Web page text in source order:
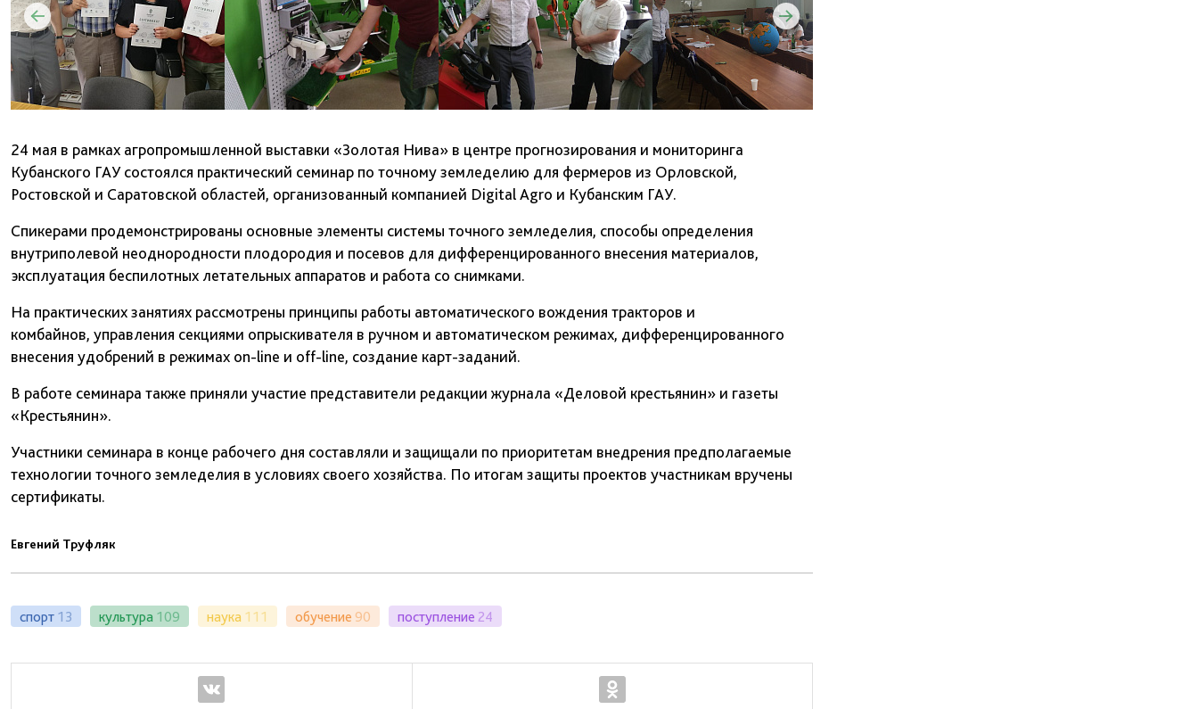
24 мая в рамках агропромышленной выставки «Золотая Нива» в центре прогнозирования и мониторинга
Кубанского ГАУ состоялся практический семинар по точному земледелию для фермеров из Орловской,
Ростовской и Саратовской областей, организованный компанией Digital Agro и Кубанским ГАУ.
Спикерами продемонстрированы основные элементы системы точного земледелия, способы определения
внутриполевой неоднородности плодородия и посевов для дифференцированного внесения материалов,
эксплуатация беспилотных летательных аппаратов и работа со снимками.
На практических занятиях рассмотрены принципы работы автоматического вождения тракторов и
комбайнов, управления секциями опрыскивателя в ручном и автоматическом режимах, дифференцированного
внесения удобрений в режимах on-line и off-line, создание карт-заданий.
В работе семинара также приняли участие представители редакции журнала «Деловой крестьянин» и газеты
«Крестьянин».
Участники семинара в конце рабочего дня составляли и защищали по приоритетам внедрения предполагаемые
технологии точного земледелия в условиях своего хозяйства. По итогам защиты проектов участникам вручены
сертификаты.
Евгений Труфляк
спорт 13 культура 109 наука 111 обучение 90 поступление 24